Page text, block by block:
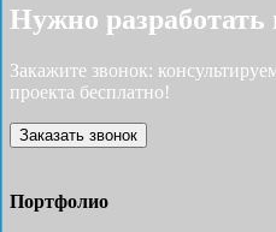
Нужно разработать
Закажите звонок:
проекта бесплатно!
Заказать звонок
Портфолио